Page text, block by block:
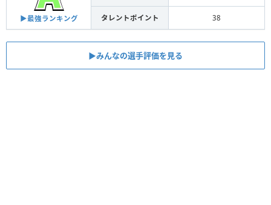
▶︎最強ランキング タレントポイント 38
▶︎みんなの選手評価を見る